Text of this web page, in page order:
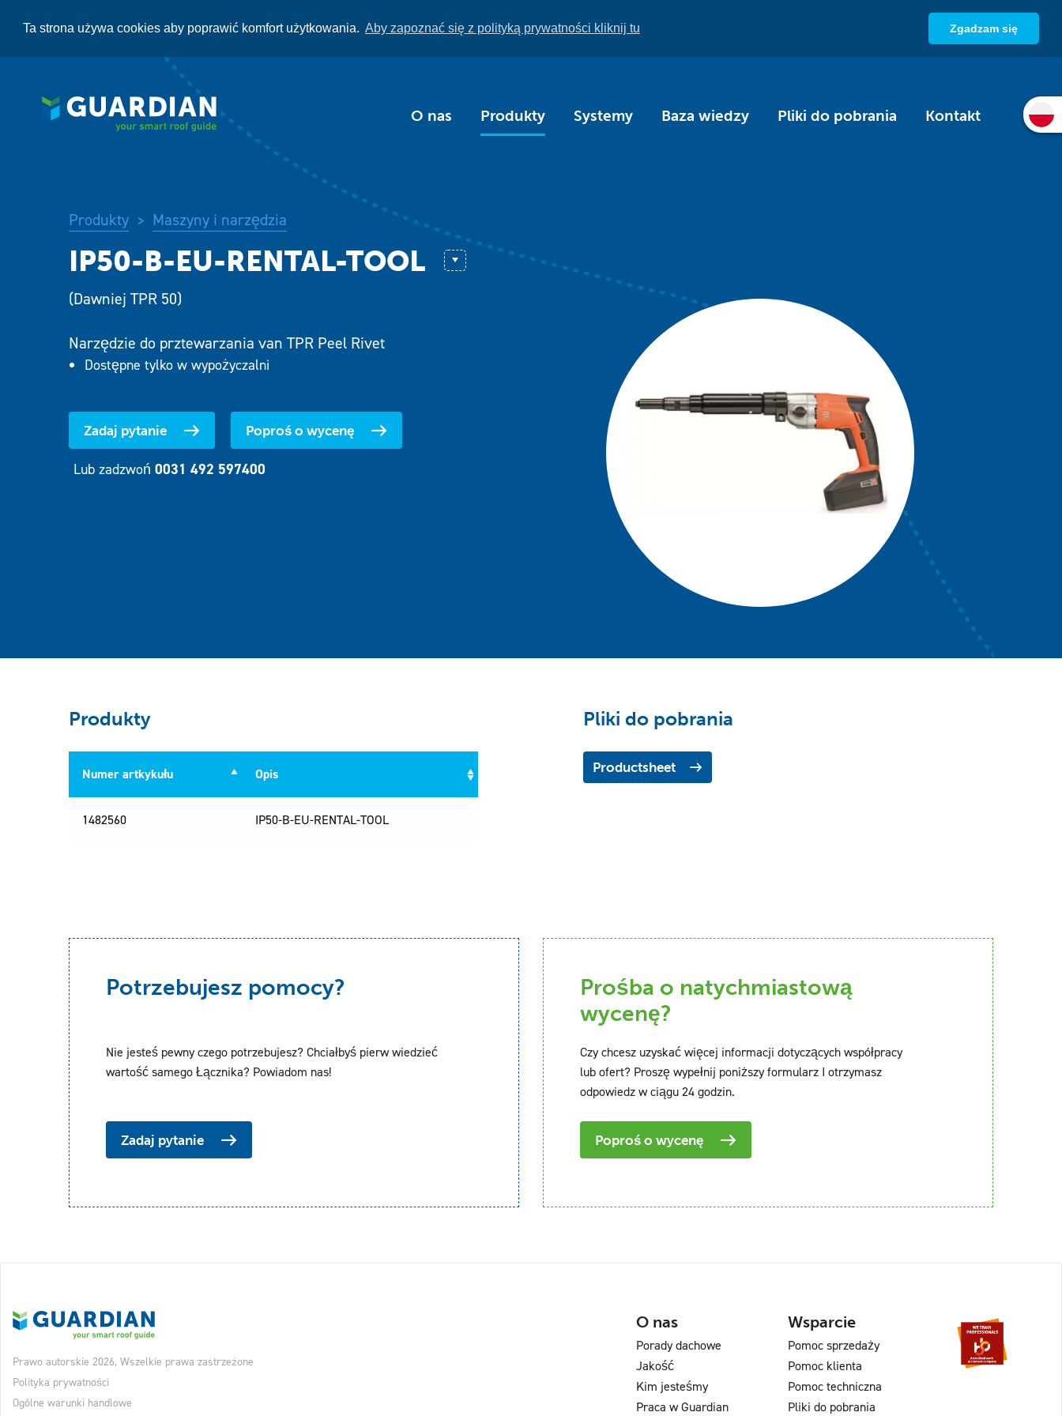
Ta strona używa cookies aby poprawić komfort użytkowania. Aby zapoznać się z polityką prywatności kliknij tu Zgadzam się
O nas Produkty Systemy Baza wiedzy Pliki do pobrania Kontakt
Produkty > Maszyny i narzędzia
(Dawniej TPR 50)
Narzędzie do prztewarzania van TPR Peel Rivet
Dostępne tylko w wypożyczalni
Zadaj pytanie Poproś o wycenę
Lub zadzwoń 0031 492 597400
Produkty
Numer artkykułu
Opis
1482560
IP50-B-EU-RENTAL-TOOL
Pliki do pobrania
Productsheet
Potrzebujesz pomocy?
Nie jesteś pewny czego potrzebujesz? Chciałbyś pierw wiedzieć
wartość samego Łącznika? Powiadom nas!
Zadaj pytanie
Prośba o natychmiastową
wycenę?
Czy chcesz uzyskać więcej informacji dotyczących współpracy
lub ofert? Proszę wypełnij poniższy formularz I otrzymasz
odpowiedz w ciągu 24 godzin.
Poproś o wycenę
Prawo autorskie 2026, Wszelkie prawa zastrzeżone
Polityka prywatności
Ogólne warunki handlowe
O nas
Porady dachowe
Jakość
Kim jesteśmy
Praca w Guardian
Wsparcie
Pomoc sprzedaży
Pomoc klienta
Pomoc techniczna
Pliki do pobrania